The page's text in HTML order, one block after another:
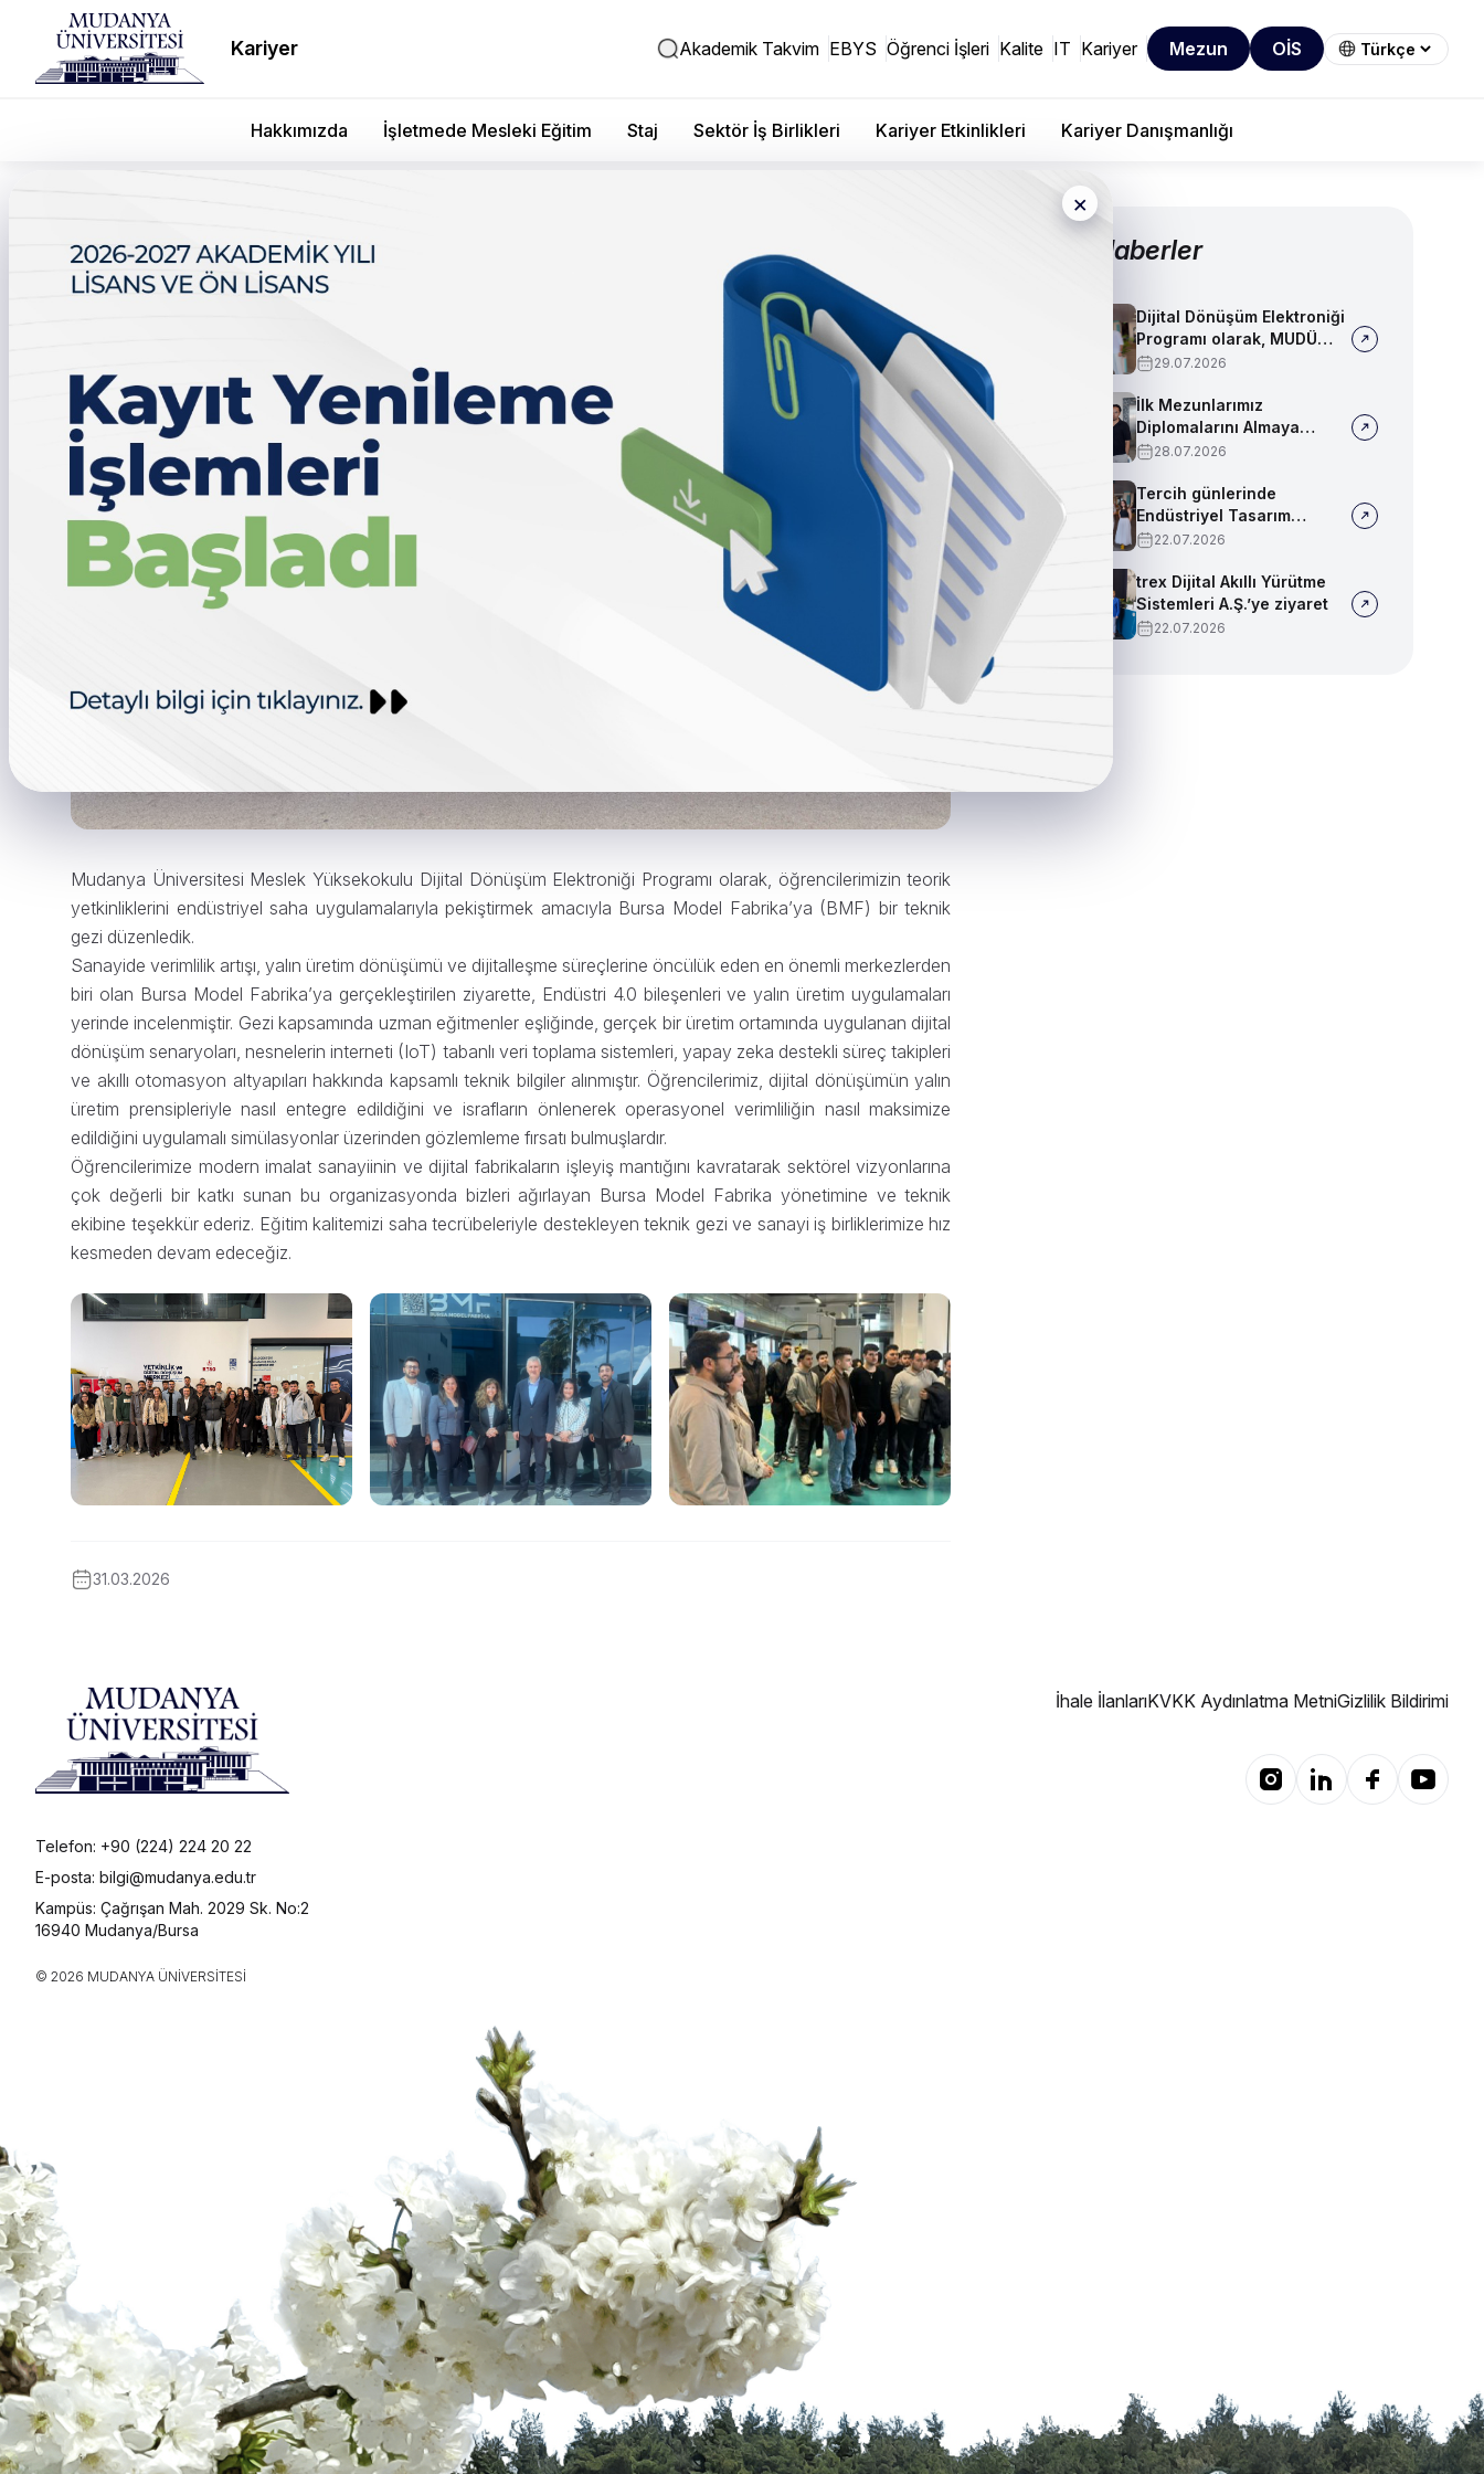
Kariyer Akademik Takvim EBYS Öğrenci İşleri Kalite IT Kariyer Mezun OİS
Hakkımızda İşletmede Mesleki Eğitim Staj Sektör İş Birlikleri Kariyer Etkinlikleri Kariyer Danışmanlığı
×
Bursa Model Fabrika’ya Teknik Gezi Düzenlendi
Mudanya Üniversitesi Meslek Yüksekokulu Dijital Dönüşüm Elektroniği Programı olarak, öğrencilerimizin teorik
yetkinliklerini endüstriyel saha uygulamalarıyla pekiştirmek amacıyla Bursa Model Fabrika’ya (BMF) bir teknik
gezi düzenledik.
Sanayide verimlilik artışı, yalın üretim dönüşümü ve dijitalleşme süreçlerine öncülük eden en önemli merkezlerden
biri olan Bursa Model Fabrika’ya gerçekleştirilen ziyarette, Endüstri 4.0 bileşenleri ve yalın üretim uygulamaları
yerinde incelenmiştir. Gezi kapsamında uzman eğitmenler eşliğinde, gerçek bir üretim ortamında uygulanan dijital
dönüşüm senaryoları, nesnelerin interneti (IoT) tabanlı veri toplama sistemleri, yapay zeka destekli süreç takipleri
ve akıllı otomasyon altyapıları hakkında kapsamlı teknik bilgiler alınmıştır. Öğrencilerimiz, dijital dönüşümün yalın
üretim prensipleriyle nasıl entegre edildiğini ve israfların önlenerek operasyonel verimliliğin nasıl maksimize
edildiğini uygulamalı simülasyonlar üzerinden gözlemleme fırsatı bulmuşlardır.
Öğrencilerimize modern imalat sanayiinin ve dijital fabrikaların işleyiş mantığını kavratarak sektörel vizyonlarına
çok değerli bir katkı sunan bu organizasyonda bizleri ağırlayan Bursa Model Fabrika yönetimine ve teknik
ekibine teşekkür ederiz. Eğitim kalitemizi saha tecrübeleriyle destekleyen teknik gezi ve sanayi iş birliklerimize hız
kesmeden devam edeceğiz.
31.03.2026
Diğer Haberler
Dijital Dönüşüm Elektroniği
Programı olarak, MUDÜ
Tercih Tanıtım Günleri'nde
29.07.2026
İlk Mezunlarımız
Diplomalarını Almaya
Başladı
28.07.2026
Tercih günlerinde
Endüstriyel Tasarım
bölümümüzü tanıtmaya
22.07.2026
trex Dijital Akıllı Yürütme
Sistemleri A.Ş.’ye ziyaret
22.07.2026
Telefon: +90 (224) 224 20 22
E-posta: bilgi@mudanya.edu.tr
Kampüs: Çağrışan Mah. 2029 Sk. No:2
16940 Mudanya/Bursa
© 2026 MUDANYA ÜNIVERSITESI
İhale İlanlarıKVKK Aydınlatma MetniGizlilik Bildirimi